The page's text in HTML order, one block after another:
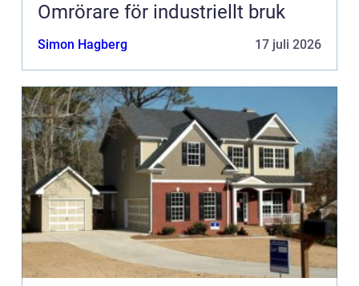
Omrörare för industriellt bruk
Simon Hagberg 17 juli 2026